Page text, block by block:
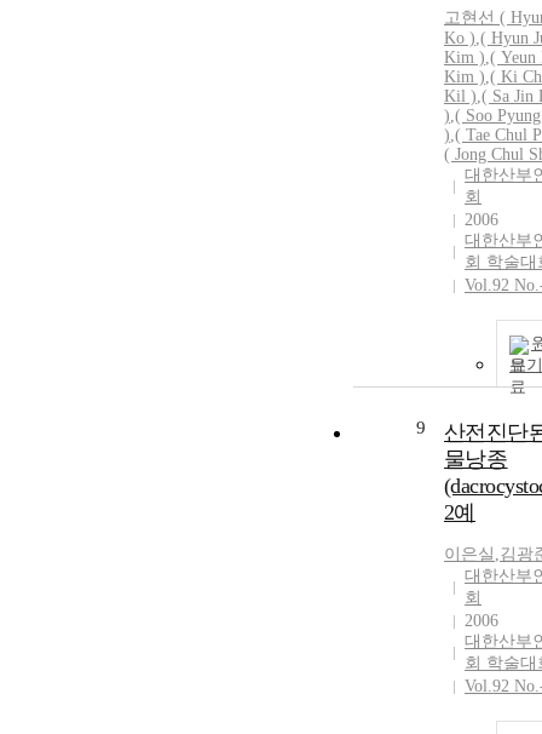
고현선 (
Ko ),( Hyun
Kim ),( Yeun
Kim ),( Ki
Kil ),( Sa Jin
),( Soo
),( Tae Chul
( Jong Chul
대한산부
회
2006
대한산부
회 학술대
Vol.92
보기
9
산전진단
물낭종
2예
이은실 ,김광
대한산부
회
2006
대한산부
회 학술대
Vol.92